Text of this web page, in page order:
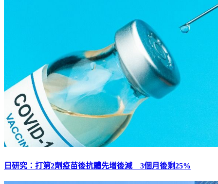
日研究：打第2劑疫苗後抗體先增後減 3個月後剩25%